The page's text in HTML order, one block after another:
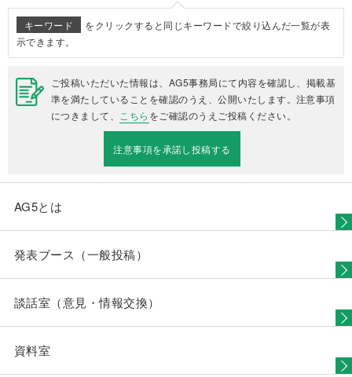
キーワード
をクリックすると同じキーワードで絞り込んだ一覧が表
示できます。
ご投稿いただいた情報は、AG5事務局にて内容を確認し、掲載基
準を満たしていることを確認のうえ、公開いたします。注意事項
につきまして、
こちら をご確認のうえご投稿ください。
注意事項を承諾し投稿する
AG5とは
発表ブース（一般投稿）
談話室（意見・情報交換）
資料室